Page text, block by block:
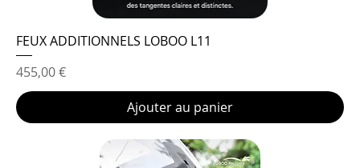
FEUX ADDITIONNELS LOBOO L11
Prix
455,00 €
Ajouter au panier